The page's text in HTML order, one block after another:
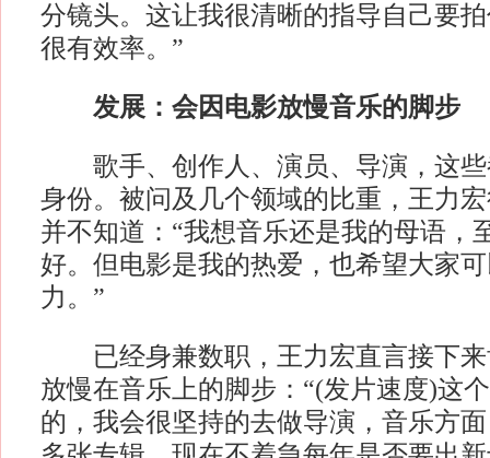
分镜头。这让我很清晰的指导自己要
很有效率。”
发展：会因电影放慢音乐的脚步
歌手、创作人、演员、导演，这些
身份。被问及几个领域的比重，王力
并不知道：“我想音乐还是我的母语，
好。但电影是我的热爱，也希望大家
力。”
已经身兼数职，王力宏直言接下来
放慢在音乐上的脚步：“(发片速度)这
的，我会很坚持的去做导演，音乐方